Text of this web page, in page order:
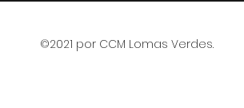
©2021 por CCM Lomas Verdes.